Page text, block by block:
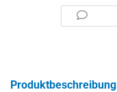
Produktbeschreibung